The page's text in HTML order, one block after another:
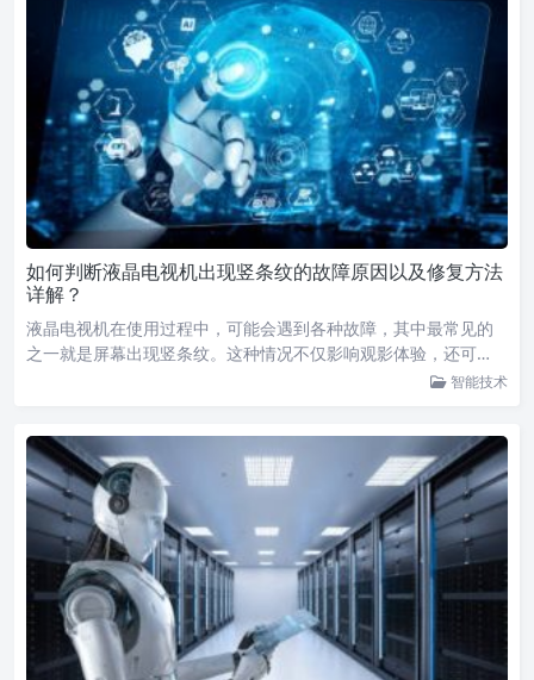
如何判断液晶电视机出现竖条纹的故障原因以及修复方法
详解？
液晶电视机在使用过程中，可能会遇到各种故障，其中最常见的
之一就是屏幕出现竖条纹。这种情况不仅影响观影体验，还可…
智能技术